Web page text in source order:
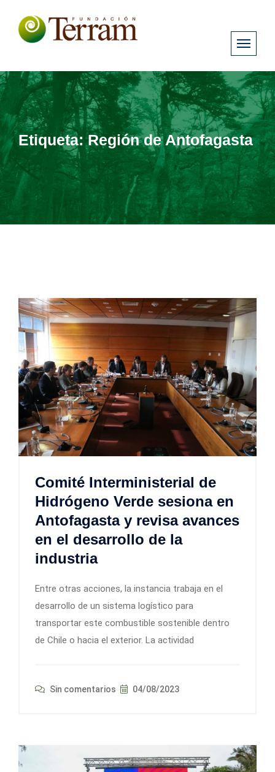
Etiqueta:Región de Antofagasta
Comité Interministerial de
Hidrógeno Verde sesiona en
Antofagasta y revisa avances
en el desarrollo de la
industria
Entre otras acciones, la instancia trabaja en el
desarrollo de un sistema logístico para
transportar este combustible sostenible dentro
de Chile o hacia el exterior. La actividad
Sin comentarios 04/08/2023